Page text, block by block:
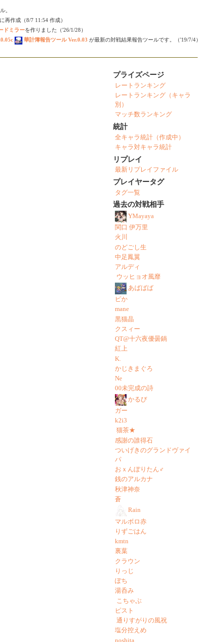
。
再作成（8/7 11:54 作成）
ドミラーを作りました（'26/1/28）
華計簿報告ツール Ver.0.03 が最新の対戦結果報告ツールです。（'19/7/4）
プライズページ
レートランキング
レートランキング（キャラ
別）
マッチ数ランキング
統計
全キャラ統計（作成中）
キャラ対キャラ統計
リプレイ
最新リプレイファイル
プレイヤータグ
タグ一覧
過去の対戦相手
YMayaya
関口 伊万里
火川
のどごし生
中足鳳翼
アルディ
ウッヒョオ風靡
あばばば
ピか
mane
黒猫晶
クスィー
QT@十六夜優曇鍋
紅上
K.
かじきまぐろ
Ne
00未完成の詩
かるび
ガー
k2i3
猫茶★
感謝の誰得石
ついげきのグランドヴァイ
パ
おｘんぽりたん♂
銭のアルカナ
秋津神奈
蒼
Rain
マルボロ赤
りずごはん
kmtn
裏葉
クラウン
りっじ
ぽち
湯呑み
こちゃぶ
ピスト
通りすがりの風祝
塩分控えめ
noshita